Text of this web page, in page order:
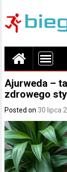
Ajurweda –
zdrowego
Posted on 30 lipca